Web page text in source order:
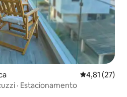
4,81 de uma
4,81 (27)
· Estacionamento